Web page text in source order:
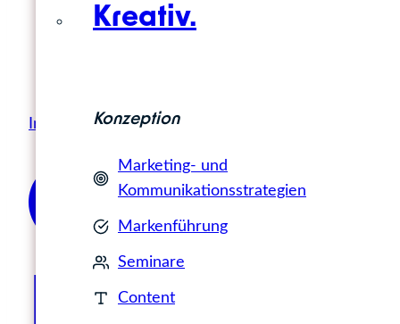
Kreativ.
Konzeption
Marketing- und
Kommunikationsstrategien
Markenführung
Seminare
Content
Infotermin vereinbaren!